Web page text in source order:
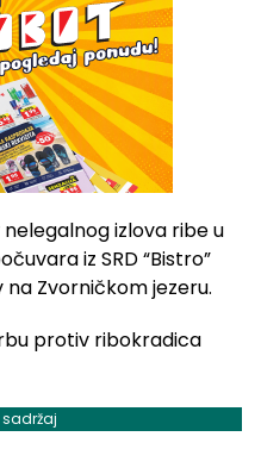
izlova ribe u
iz SRD “Bistro”
Zvorničkom jezeru.